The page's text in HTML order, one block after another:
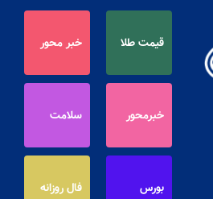
قیمت طلا خبر محور
خبرمحور
فال روزانه